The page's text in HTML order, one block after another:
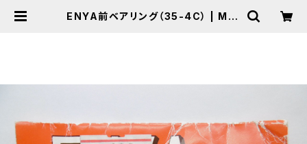
ENYA前ベアリング（35-4C） | MIC